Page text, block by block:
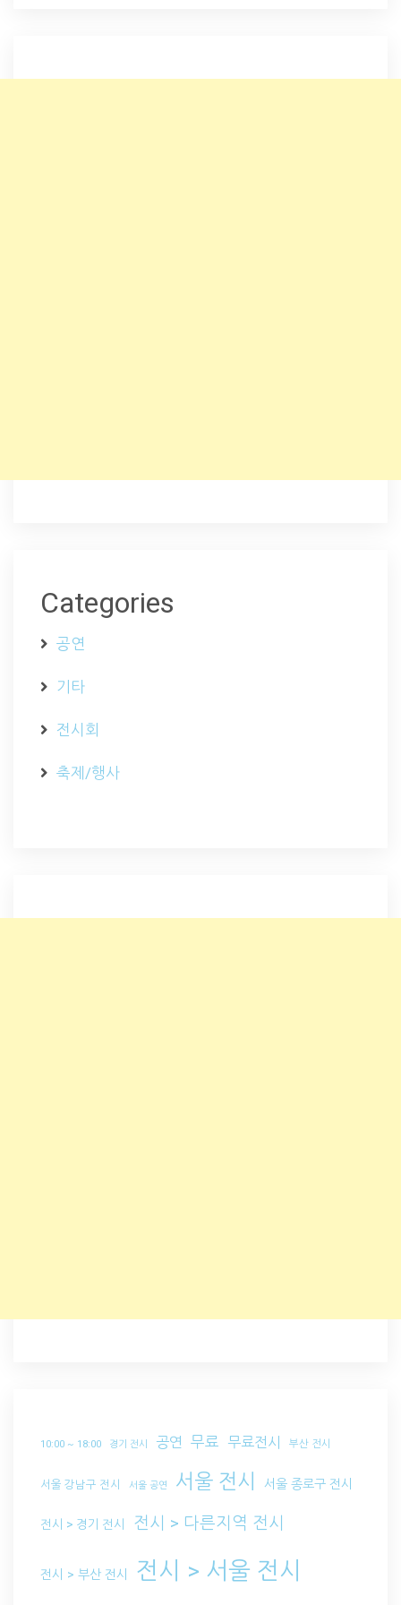
Categories
공연
기타
전시회
축제/행사
10:00 ~ 18:00 경기 전시 공연 무료 무료전시 부산 전시
서울 강남구 전시 서울 공연 서울 전시 서울 종로구 전시
전시 > 경기 전시 전시 > 다른지역 전시
전시 > 부산 전시 전시 > 서울 전시